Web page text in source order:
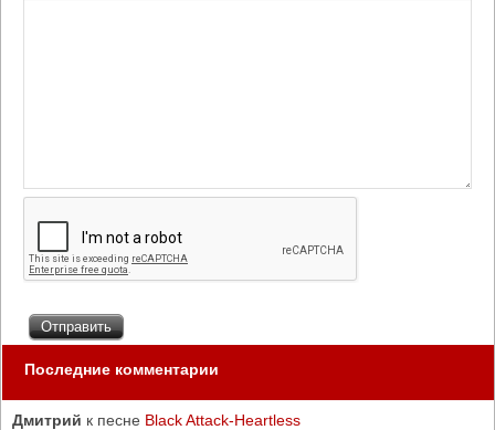
Последние комментарии
Дмитрий к песне Black Attack-Heartless